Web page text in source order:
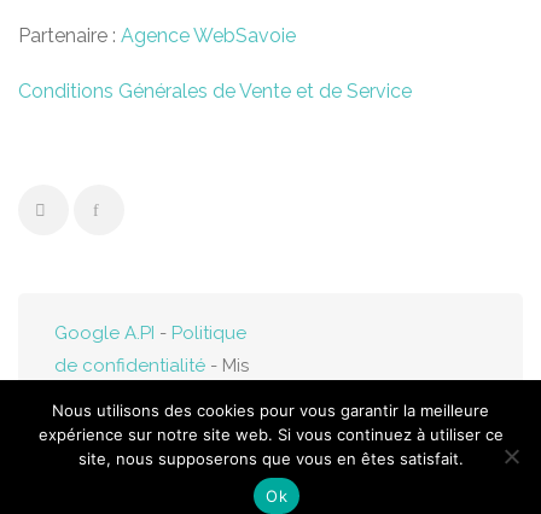
Partenaire : Agence WebSavoie
Conditions Générales de Vente et de Service
Google A.PI - Politique
de confidentialité - Mis
Savoie.fr
Nous utilisons des cookies pour vous garantir la meilleure
expérience sur notre site web. Si vous continuez à utiliser ce
site, nous supposerons que vous en êtes satisfait.
Ok